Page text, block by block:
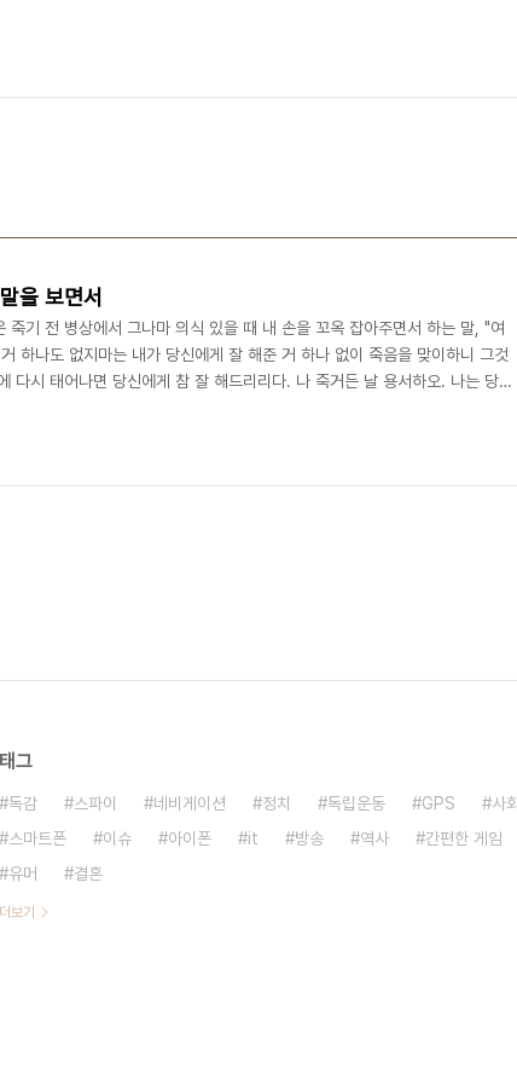
을 보면서
죽기 전 병상에서 그나마 의식 있을 때 내 손을 꼬옥 잡아주면서 하는 말, "여
하나도 없지마는 내가 당신에게 잘 해준 거 하나 없이 죽음을 맞이하니 그것
다시 태어나면 당신에게 참 잘 해드리리다. 나 죽거든 날 용서하오. 나는 당신
같은 눈물을 흘리시더랍니다. 위 말씀을 임종의 마지막 유언으로 들었다는 울
고 글 중에서.. 나도 생을 마치면서 아내에게 저..
태그
독감 스파이 네비게이션 정치 독립운동 GPS 사회
스마트폰
이슈 아이폰 it 방송 역사 간편한 게임
유머
결혼
더보기